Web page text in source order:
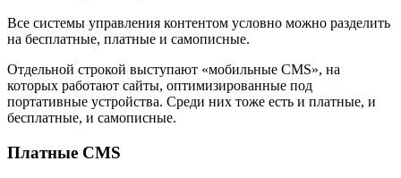
Все системы управления контентом условно можно разделить
на бесплатные, платные и самописные.
Отдельной строкой выступают «мобильные CMS», на
которых работают сайты, оптимизированные под
портативные устройства. Среди них тоже есть и платные, и
бесплатные, и самописные.
Платные CMS